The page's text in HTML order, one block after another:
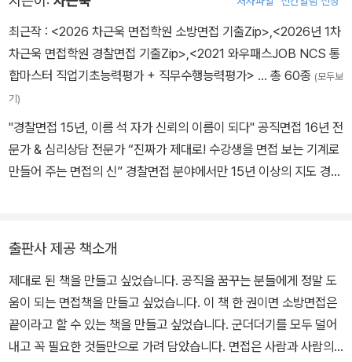
최근작 : <2026 차근욱 면접학원 소방면접 기출Zip>,<2026년 1차
차근욱 면접학원 경찰면접 기출Zip>,<2021 와우패스JOB NCS 통
합마스터 직업기초능력평가 + 직무수행능력평가> … 총 60종 (모두보
기)
"경찰면접 15년, 이름 석 자가 신뢰의 이름이 되다" 공직면접 16년 전
문가 & 심리상담 전문가 “진짜가 제대로! 수강생을 면접 보는 기계로
만들어 주는 면접의 신” 경찰면접 분야에서만 15년 이상의 지도 경력
회와 역사에 대한 거시적 통찰을 바탕으로 시대정신을 탐구해왔으며
현재는 차근욱 면접학원의 대표이다. 공단기와 소방단기의 면접 대표
강사이자 평생교육진흥원 법학교수로 강단에 서 왔다. 경찰면접, 소
방면접, 공직면접, 취업면접 최고의 전문가로 공장식 강의가 아닌 수
험생들 한 명 한 명의 이야기를 듣고 개성을 살린 면접 PT(개인훈련)
출판사 제공 책소개
제대로 된 책을 만들고 싶었습니다. 공직을 꿈꾸는 분들에게 정말 도
움이 되는 면접책을 만들고 싶었습니다. 이 책 한 권이면 소방면접은
끝이라고 할 수 있는 책을 만들고 싶었습니다. 군더더기를 모두 덜어
내고 꼭 필요한 것들만으로 가려 담았습니다. 면접은 사람과 사람의